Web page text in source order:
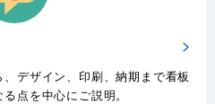
デザイン、印刷、納期まで看板
点を中心にご説明。